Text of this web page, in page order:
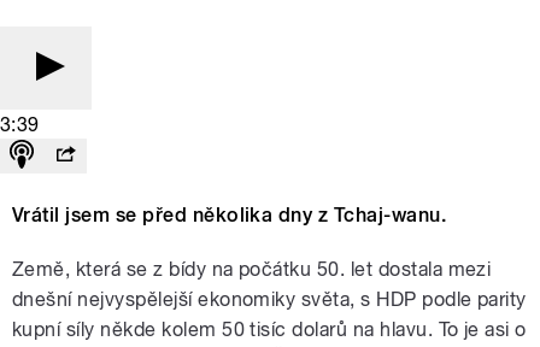
3:39
Vrátil jsem se před několika dny z Tchaj-wanu.
Země, která se z bídy na počátku 50. let dostala mezi
dnešní nejvyspělejší ekonomiky světa, s HDP podle parity
kupní síly někde kolem 50 tisíc dolarů na hlavu. To je asi o